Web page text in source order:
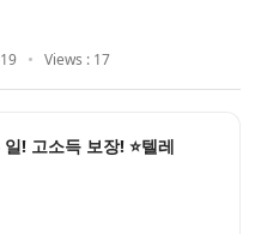
Views : 17
! 고소득 보장! ⭐텔레